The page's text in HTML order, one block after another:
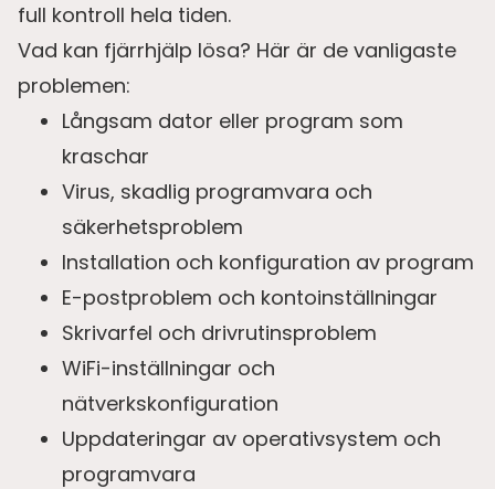
full kontroll hela tiden.
Vad kan fjärrhjälp lösa? Här är de vanligaste
problemen:
Långsam dator eller program som
kraschar
Virus, skadlig programvara och
säkerhetsproblem
Installation och konfiguration av program
E-postproblem och kontoinställningar
Skrivarfel och drivrutinsproblem
WiFi-inställningar och
nätverkskonfiguration
Uppdateringar av operativsystem och
programvara